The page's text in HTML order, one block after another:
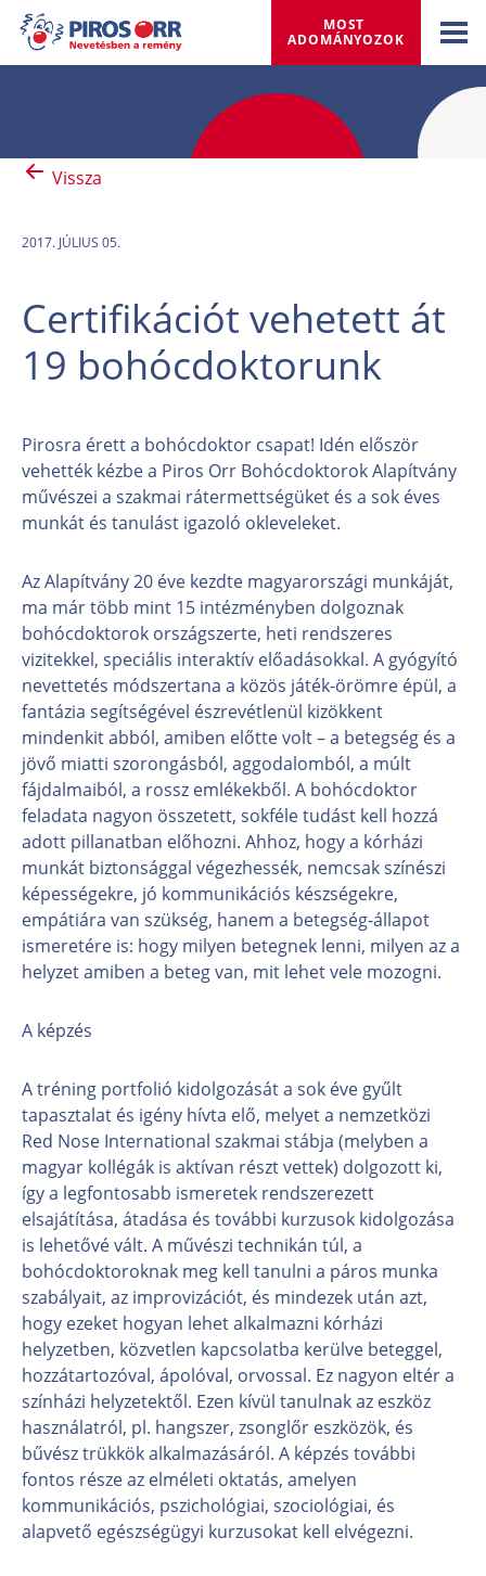
MOST
ADOMÁNYOZOK
Vissza
2017. JÚLIUS 05.
Certifikációt vehetett át
19 bohócdoktorunk
Pirosra érett a bohócdoktor csapat! Idén először
vehették kézbe a Piros Orr Bohócdoktorok Alapítvány
művészei a szakmai rátermettségüket és a sok éves
munkát és tanulást igazoló okleveleket.
Az Alapítvány 20 éve kezdte magyarországi munkáját,
ma már több mint 15 intézményben dolgoznak
bohócdoktorok országszerte, heti rendszeres
vizitekkel, speciális interaktív előadásokkal. A gyógyító
nevettetés módszertana a közös játék-örömre épül, a
fantázia segítségével észrevétlenül kizökkent
mindenkit abból, amiben előtte volt – a betegség és a
jövő miatti szorongásból, aggodalomból, a múlt
fájdalmaiból, a rossz emlékekből. A bohócdoktor
feladata nagyon összetett, sokféle tudást kell hozzá
adott pillanatban előhozni. Ahhoz, hogy a kórházi
munkát biztonsággal végezhessék, nemcsak színészi
képességekre, jó kommunikációs készségekre,
empátiára van szükség, hanem a betegség-állapot
ismeretére is: hogy milyen betegnek lenni, milyen az a
helyzet amiben a beteg van, mit lehet vele mozogni.
A képzés
A tréning portfolió kidolgozását a sok éve gyűlt
tapasztalat és igény hívta elő, melyet a nemzetközi
Red Nose International szakmai stábja (melyben a
magyar kollégák is aktívan részt vettek) dolgozott ki,
így a legfontosabb ismeretek rendszerezett
elsajátítása, átadása és további kurzusok kidolgozása
is lehetővé vált. A művészi technikán túl, a
bohócdoktoroknak meg kell tanulni a páros munka
szabályait, az improvizációt, és mindezek után azt,
hogy ezeket hogyan lehet alkalmazni kórházi
helyzetben, közvetlen kapcsolatba kerülve beteggel,
hozzátartozóval, ápolóval, orvossal. Ez nagyon eltér a
színházi helyzetektől. Ezen kívül tanulnak az eszköz
használatról, pl. hangszer, zsonglőr eszközök, és
bűvész trükkök alkalmazásáról. A képzés további
fontos része az elméleti oktatás, amelyen
kommunikációs, pszichológiai, szociológiai, és
alapvető egészségügyi kurzusokat kell elvégezni.